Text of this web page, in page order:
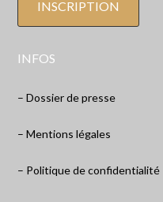
INFOS
– Dossier de presse
– Mentions légales
– Politique de confidentialité